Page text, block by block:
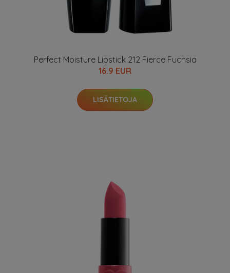
Perfect Moisture Lipstick 212 Fierce Fuchsia
16.9 EUR
LISÄTIETOJA